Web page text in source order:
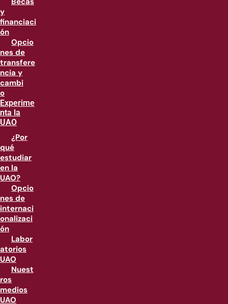
y
financiaci
ón
Opcio
nes de
transfere
ncia y
cambi
o
Experime
nta la
UAO
¿Por
qué
estudiar
en la
UAO?
Opcio
nes de
internaci
onalizaci
ón
Labor
atorios
UAO
Nuest
ros
medios
UAO